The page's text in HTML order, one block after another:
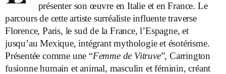
présenter son œuvre en Italie et en France. Le
parcours de cette artiste surréaliste influente traverse
Florence, Paris, le sud de la France, l’Espagne, et
jusqu’au Mexique, intégrant mythologie et ésotérisme.
Présentée comme une “Femme de Vitruve”, Carrington
fusionne humain et animal, masculin et féminin, créant